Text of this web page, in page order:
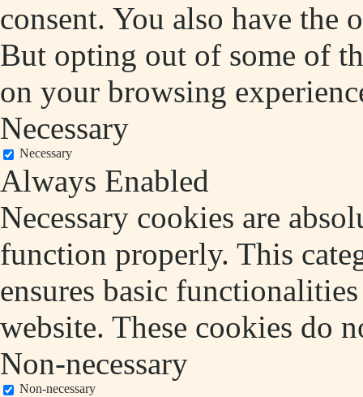
consent. You also have the
But opting out of some of
on your browsing
Necessary
Necessary
Always Enabled
Necessary cookies are
function properly. This
ensures basic
website. These cookies do
Non-necessary
Non-necessary